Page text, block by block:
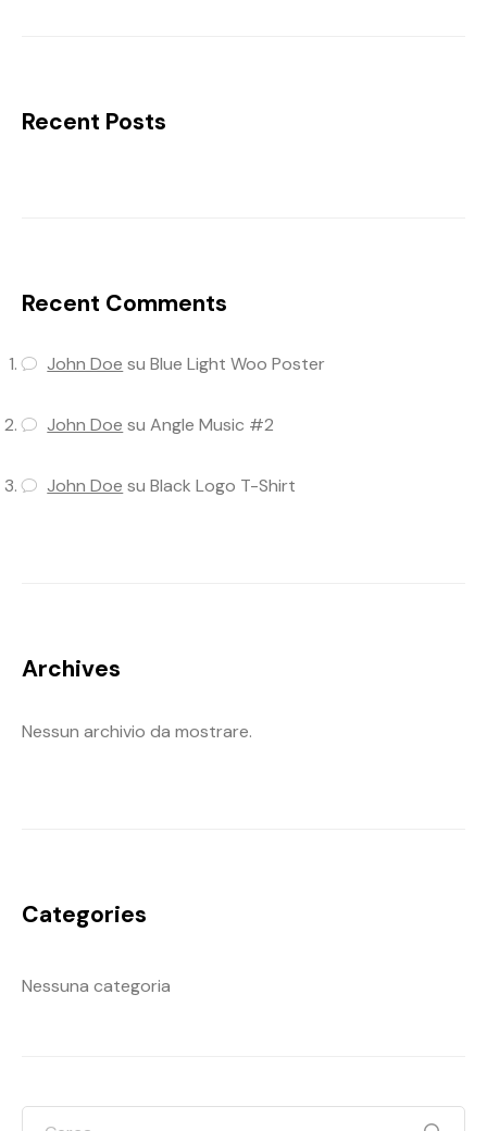
Recent Posts
Recent Comments
John Doe suBlue Light Woo Poster
John Doe suAngle Music #2
John Doe suBlack Logo T-Shirt
Archives
Nessun archivio da mostrare.
Categories
Nessuna categoria